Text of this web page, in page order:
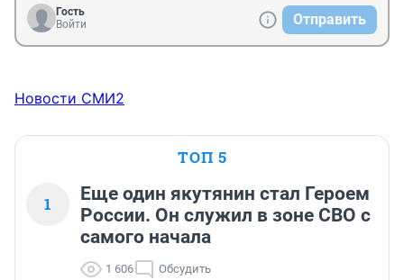
Гость
Войти
Отправить
Новости СМИ2
ТОП 5
1
Еще один якутянин стал Героем
России. Он служил в зоне СВО с
самого начала
1 606 Обсудить